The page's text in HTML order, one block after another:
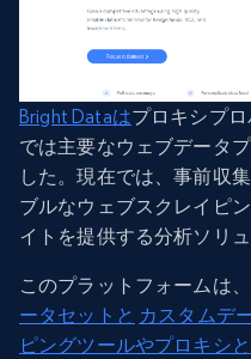
Bright Dataはプロキシプ
では主要なウェブデータ
した。現在では、事前収
ブルなウェブスクレイピ
イトを提供する分析ソリ
このプラットフォームは、
ータセットと カスタムデ
ピングツールやプロキシと